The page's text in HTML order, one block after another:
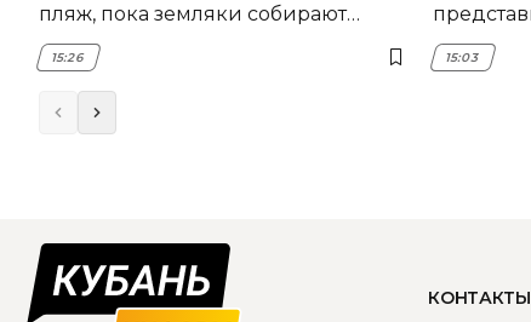
пляж, пока земляки собирают
помощь
15:26 15:03
КОНТАКТЫ